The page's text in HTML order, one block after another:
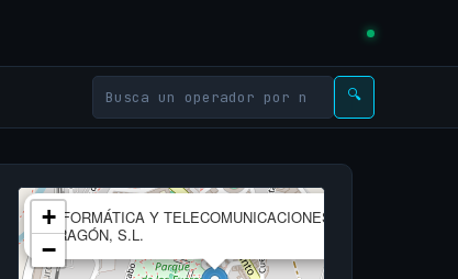
🔍
INFORMÁTICA Y TELECOMUNICACIONES DE
ARAGÓN, S.L.
+
−